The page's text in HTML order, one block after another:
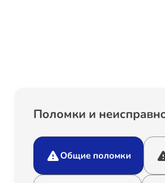
Поломки и
Общие поломки